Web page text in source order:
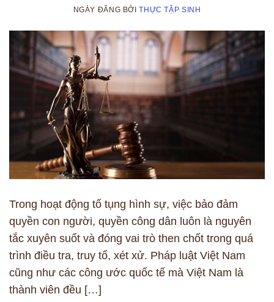
NGÀY ĐĂNG BỞITHỰC TẬP SINH
Trong hoạt động tố tụng hình sự, việc bảo đảm
quyền con người, quyền công dân luôn là nguyên
tắc xuyên suốt và đóng vai trò then chốt trong quá
trình điều tra, truy tố, xét xử. Pháp luật Việt Nam
cũng như các công ước quốc tế mà Việt Nam là
thành viên đều […]